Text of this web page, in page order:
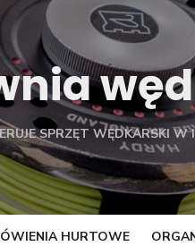
SPRZĘT WĘDKARSKI
HURTOWE